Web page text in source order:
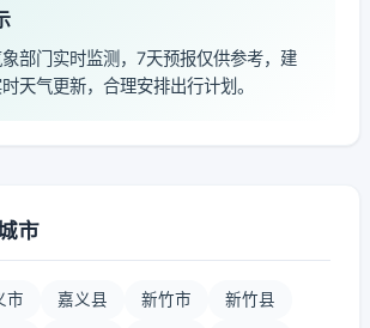
部门实时监测，7天预报仅供参考，建
天气更新，合理安排出行计划。
市
市 嘉义县 新竹市 新竹县